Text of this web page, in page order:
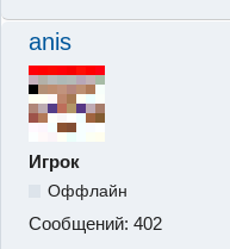
anis
Игрок
Оффлайн
Сообщений: 402